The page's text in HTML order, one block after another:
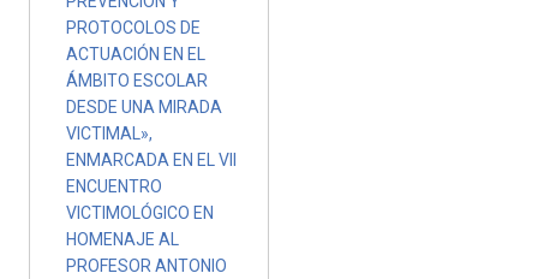
PROTOCOLOS DE
ACTUACIÓN EN EL
ÁMBITO ESCOLAR
DESDE UNA MIRADA
VICTIMAL»,
ENMARCADA EN EL VII
ENCUENTRO
VICTIMOLÓGICO EN
HOMENAJE AL
PROFESOR ANTONIO